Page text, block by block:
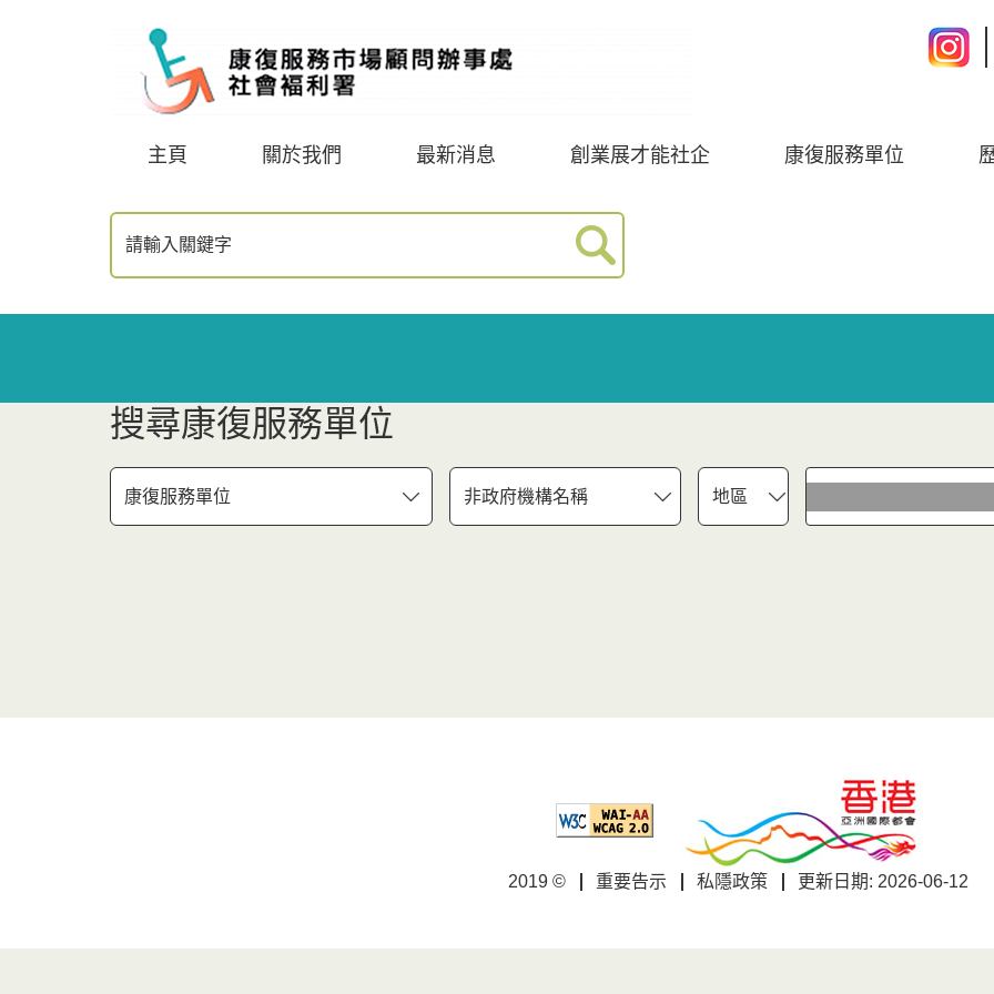
主頁 關於我們 最新消息 創業展才能社企 康復服務單位
請輸入關鍵字
搜尋康復服務單位
康復服務單位 非政府機構名稱 地區
產品及服務
2019 © 重要告示 私隱政策 更新日期: 2026-06-12